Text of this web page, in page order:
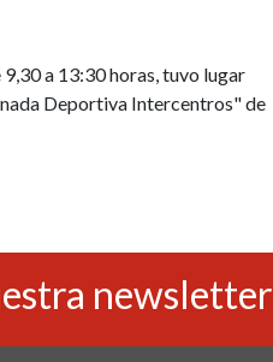
a 13:30 horas, tuvo lugar
Deportiva Intercentros" de
newsletter